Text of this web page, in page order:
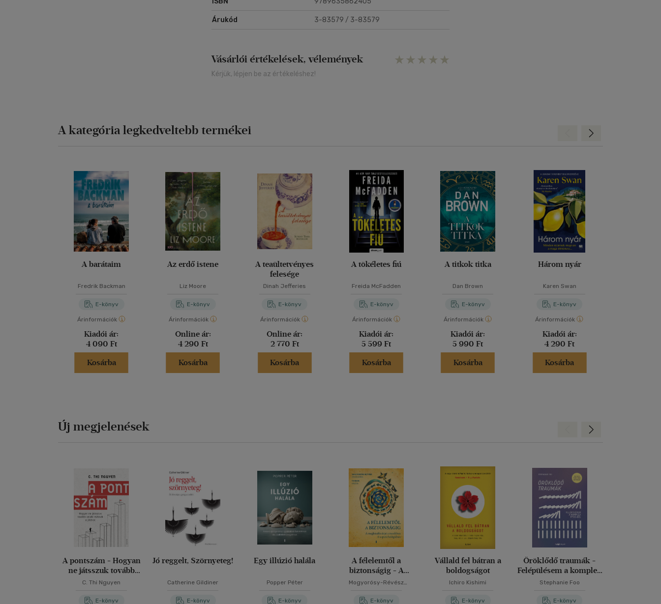
Árukód 3-83579 / 3-83579
Vásárlói értékelések, vélemények
Kérjük, lépjen be az értékeléshez!
A kategória legkedveltebb termékei
A barátaim
Fredrik Backman
E-könyv
Árinformációk
Kiadói ár:
4 090 Ft
Kosárba
Az erdő istene
Liz Moore
E-könyv
Árinformációk
Online ár:
4 290 Ft
Kosárba
A teaültetvényes
felesége
Dinah Jefferies
E-könyv
Árinformációk
Online ár:
2 770 Ft
Kosárba
A tökéletes fiú
Freida McFadden
E-könyv
Árinformációk
Kiadói ár:
5 599 Ft
Kosárba
A titkok titka
Dan Brown
E-könyv
Árinformációk
Kiadói ár:
5 990 Ft
Kosárba
Három nyár
Karen Swan
E-könyv
Árinformációk
Kiadói ár:
4 290 Ft
Kosárba
Előre
Új megjelenések
A pontszám - Hogyan
ne játsszuk tovább
valaki másnak a játékát
C. Thi Nguyen
E-könyv
Jó reggelt, Szörnyeteg!
Catherine Gildiner
E-könyv
Egy illúzió halála
Popper Péter
E-könyv
A félelemtől a
biztonságig - A
megküzdés útjai a
pszichológiában
Mogyorósy-Révész
E-könyv
Vállald fel bátran a
boldogságot
Ichiro Kishimi
E-könyv
Öröklődő traumák -
Felépülésem a komplex
PTSD-ből
Stephanie Foo
E-könyv
Előre